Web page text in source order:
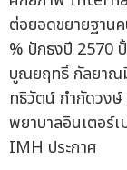
ต่อยอดขยายฐาน
% ปักธงปี 2570
บูณยฤทธิ์ กัลยาณ
ทธิวัตน์ กำกัดวงษ์
พยาบาลอินเตอร์
IMH ประกาศ